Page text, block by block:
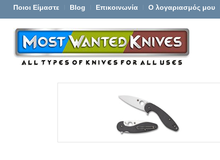
Ποιοι Είμαστε Blog Επικοινωνία Ο λογαριασμός μου